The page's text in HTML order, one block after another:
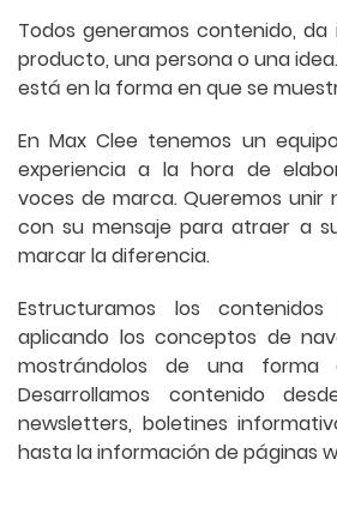
Todos generamos contenido, da
producto, una persona o una
está en la forma en que se
En Max Clee tenemos un
experiencia a la hora de
voces de marca. Queremos unir
con su mensaje para atraer a
marcar la diferencia.
Estructuramos los
aplicando los conceptos de
mostrándolos de una forma
Desarrollamos contenido
newsletters, boletines
hasta la información de páginas